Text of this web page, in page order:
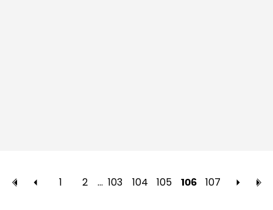
1 2 … 103 104 105 106 107